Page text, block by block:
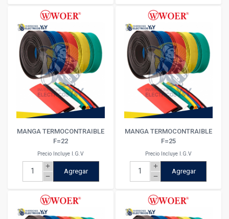
MANGA TERMOCONTRAIBLE
F=22
Precio Incluye I.G.V
add
remove
Agregar
MANGA TERMOCONTRAIBLE
F=25
Precio Incluye I.G.V
add
remove
Agregar